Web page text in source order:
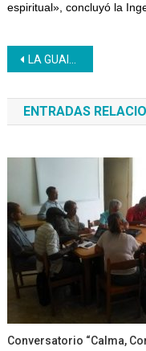
espiritual», concluyó la
Navegación
de
entradas
LA GUAIRA: El Inces fortalece relaciones institucionales con Aeropostal de Venezuela
ENTRADAS
Conversatorio “Calma,